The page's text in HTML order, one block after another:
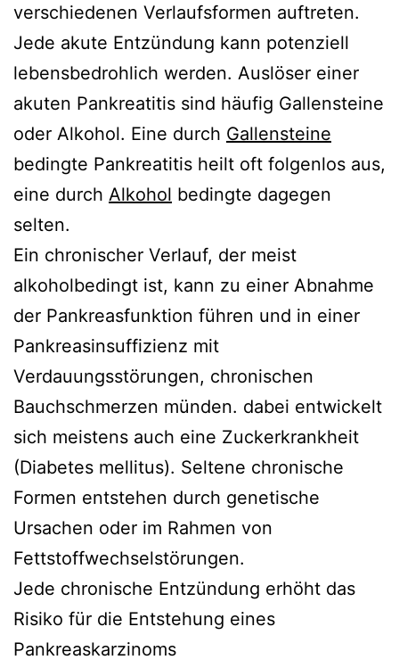
verschiedenen Verlaufsformen auftreten.
Jede akute Entzündung kann potenziell
lebensbedrohlich werden. Auslöser einer
akuten Pankreatitis sind häufig Gallensteine
oder Alkohol. Eine durch Gallensteine
bedingte Pankreatitis heilt oft folgenlos aus,
eine durch Alkohol bedingte dagegen
selten.
Ein chronischer Verlauf, der meist
alkoholbedingt ist, kann zu einer Abnahme
der Pankreasfunktion führen und in einer
Pankreasinsuffizienz mit
Verdauungsstörungen, chronischen
Bauchschmerzen münden. dabei entwickelt
sich meistens auch eine Zuckerkrankheit
(Diabetes mellitus). Seltene chronische
Formen entstehen durch genetische
Ursachen oder im Rahmen von
Fettstoffwechselstörungen.
Jede chronische Entzündung erhöht das
Risiko für die Entstehung eines
Pankreaskarzinoms